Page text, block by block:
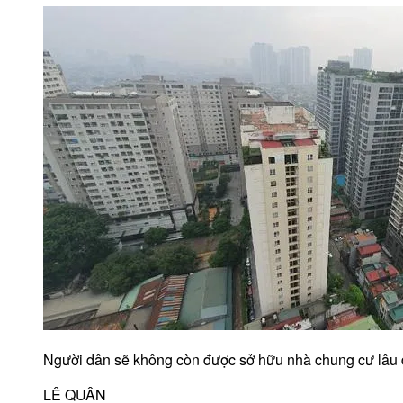
Người dân sẽ không còn được sở hữu nhà chung cư lâu
LÊ QUÂN